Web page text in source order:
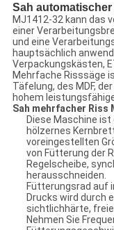
Sah
MJ1412-32 kann das
einer
und eine
hauptsächlich
Verpackungskästen,
Mehrfache Risssäge
Täfelung, des MDF,
hohem
Sah mehrfacher Riss
Diese Maschine ist
hölzernes
voreingestellten
von Fütterung der
Regelscheibe,
herausschneiden.
Fütterungsrad auf
Drucks wird durch
sichtlichhärte,
Nehmen Sie